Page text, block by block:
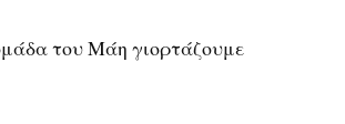
του Μάη γιορτάζουμε